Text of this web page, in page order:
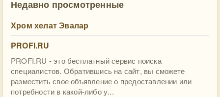
Недавно просмотренные
Хром хелат Эвалар
PROFI.RU
PROFI.RU - это бесплатный сервис поиска
специалистов. Обратившись на сайт, вы сможете
разместить свое объявление о предоставлении или
потребности в какой-либо у...